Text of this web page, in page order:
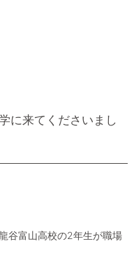
に来てくださいまし
谷富山高校の2年生が職場